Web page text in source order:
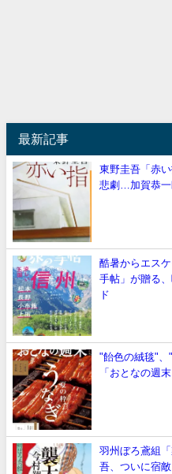
最新記事
東野圭吾「赤
悲劇…加賀恭一
酷暑からエス
手帖」が贈る
ド
"飴色の絨毯"、
「おとなの週
羽州ぼろ鳶組
吾、ついに宿